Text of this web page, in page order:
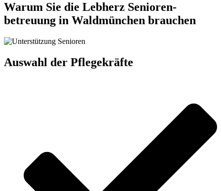
Warum Sie die Lebherz Senioren­
betreuung in Waldmünchen brauchen
Auswahl der Pflegekräfte